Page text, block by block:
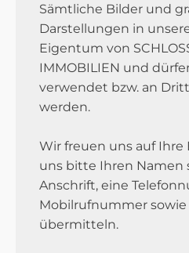
Sämtliche Bilder und
Darstellungen in
Eigentum von
IMMOBILIEN und
verwendet bzw. an
werden.
Wir freuen uns auf Ihre
uns bitte Ihren Namen
Anschrift, eine
Mobilrufnummer sowie
übermitteln.